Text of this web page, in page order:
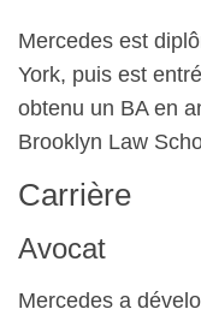
Mercedes est
York, puis est
obtenu un BA en
Brooklyn Law
Carrière
Avocat
Mercedes a